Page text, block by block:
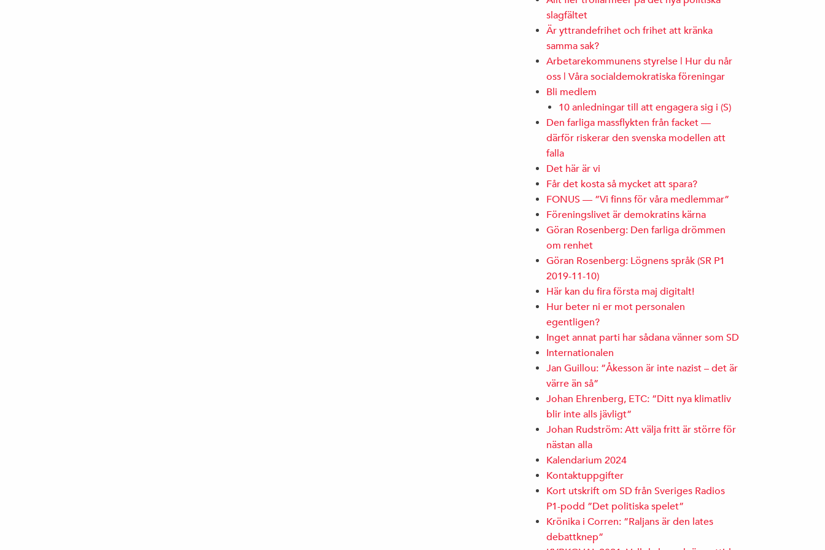
slagfältet
Är yttrandefrihet och frihet att kränka
samma sak?
Arbetarekommunens styrelse | Hur du når
oss | Våra socialdemokratiska föreningar
Bli medlem
10 anledningar till att engagera sig i (S)
Den farliga massflykten från facket —
därför riskerar den svenska modellen att
falla
Det här är vi
Får det kosta så mycket att spara?
FONUS — ”Vi finns för våra medlemmar”
Föreningslivet är demokratins kärna
Göran Rosenberg: Den farliga drömmen
om renhet
Göran Rosenberg: Lögnens språk (SR P1
2019-11-10)
Här kan du fira första maj digitalt!
Hur beter ni er mot personalen
egentligen?
Inget annat parti har sådana vänner som SD
Internationalen
Jan Guillou: ”Åkesson är inte nazist – det är
värre än så”
Johan Ehrenberg, ETC: ”Ditt nya klimatliv
blir inte alls jävligt”
Johan Rudström: Att välja fritt är större för
nästan alla
Kalendarium 2024
Kontaktuppgifter
Kort utskrift om SD från Sveriges Radios
P1-podd ”Det politiska spelet”
Krönika i Corren: ”Raljans är den lates
debattknep”